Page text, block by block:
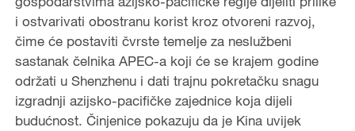
i ostvarivati obostranu korist kroz otvoreni razvoj,
čime će postaviti čvrste temelje za neslužbeni
sastanak čelnika APEC-a koji će se krajem godine
održati u Shenzhenu i dati trajnu pokretačku snagu
izgradnji azijsko-pacifičke zajednice koja dijeli
budućnost. Činjenice pokazuju da je Kina uvijek